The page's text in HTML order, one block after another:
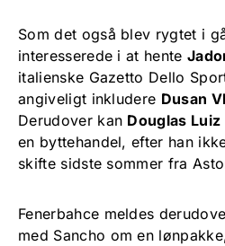
Som det også blev rygtet i
interesserede i at hente
italienske Gazetto Dello
angiveligt inkludere Dusan
Derudover kan Douglas Luiz
en byttehandel, efter han
skifte sidste sommer fra
Fenerbahce meldes
med Sancho om en